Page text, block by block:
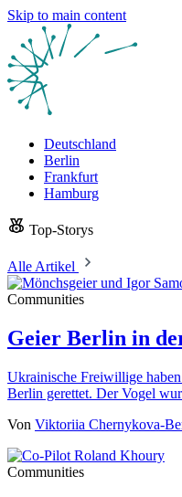
Skip to main content
Deutschland
Berlin
Frankfurt
Hamburg
Top-Storys
Alle Artikel
Communities
Geier Berlin in
Ukrainische Freiwillige
Berlin gerettet. Der Vogel
Von Viktoriia Chernykova-
Communities